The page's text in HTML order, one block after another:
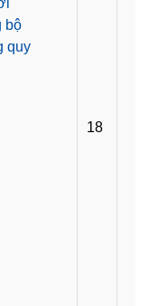
bộ
quy
18